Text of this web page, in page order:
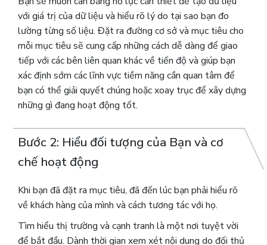
với giá trị của dữ liệu và hiểu rõ lý do tại sao bạn đo
lường từng số liệu. Đặt ra đường cơ sở và mục tiêu cho
mỗi mục tiêu sẽ cung cấp những cách dễ dàng để giao
tiếp với các bên liên quan khác về tiến độ và giúp bạn
xác định sớm các lĩnh vực tiềm năng cần quan tâm để
bạn có thể giải quyết chúng hoặc xoay trục để xây dựng
những gì đang hoạt động tốt.
Bước 2: Hiểu đối tượng của Bạn và cơ
chế hoạt động
Khi bạn đã đặt ra mục tiêu, đã đến lúc bạn phải hiểu rõ
về khách hàng của mình và cách tương tác với họ.
Tìm hiểu thị trường và cạnh tranh là một nơi tuyệt vời
để bắt đầu. Dành thời gian xem xét nội dung do đối thủ